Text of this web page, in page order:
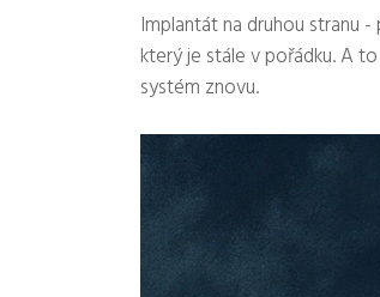
Implantát na druhou stranu
který je stále v pořádku. A
systém znovu.